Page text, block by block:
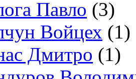
Павло (3)
Войцех (1)
Дмитро (1)